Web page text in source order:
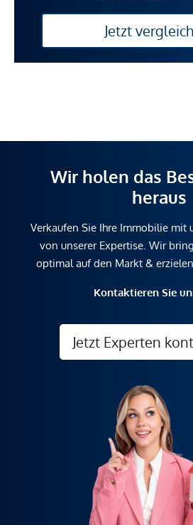
Jetzt
Wir holen das
heraus
Verkaufen Sie Ihre Immobilie mit
von unserer Expertise. Wir
optimal auf den Markt &
Kontaktieren Sie
Jetzt Experten